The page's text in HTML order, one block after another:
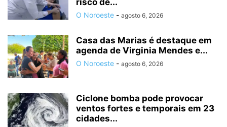
risco de...
O Noroeste - agosto 6, 2026
Casa das Marias é destaque em
agenda de Virginia Mendes e...
O Noroeste - agosto 6, 2026
Ciclone bomba pode provocar
ventos fortes e temporais em 23
cidades...